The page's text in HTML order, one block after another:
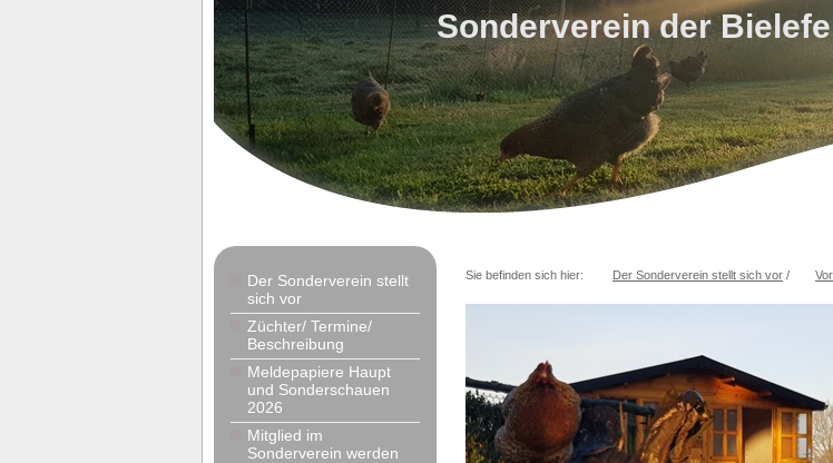
Sonderverein der
Der Sonderverein stellt
sich vor
Züchter/ Termine/
Beschreibung
Meldepapiere Haupt
und Sonderschauen
2026
Mitglied im
Sonderverein werden
Sie befinden sich hier: Der Sonderverein stellt sich vor /